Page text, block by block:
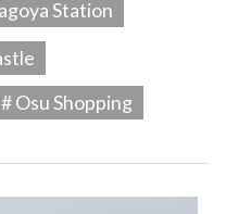
Station
# Osu Shopping